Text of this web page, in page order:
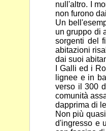
null'altro. I
non furono
Un
un gruppo di
sorgenti del
abitazioni
dai suoi
I Galli ed i
lignee e in
verso il 300
comunità
dapprima di
Non più
d'ingresso e